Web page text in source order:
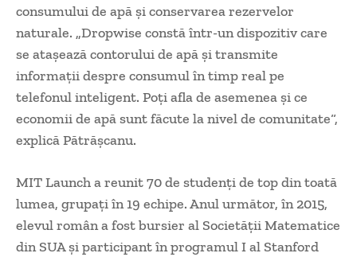
consumului de apă şi conservarea rezervelor
naturale. „Dropwise constă într-un dispozitiv care
se ataşează contorului de apă şi transmite
informaţii despre consumul în timp real pe
telefonul inteligent. Poţi afla de asemenea şi ce
economii de apă sunt făcute la nivel de comunitate“,
explică Pătrăşcanu.
MIT Launch a reunit 70 de studenţi de top din toată
lumea, grupaţi în 19 echipe. Anul următor, în 2015,
elevul român a fost bursier al Societăţii Matematice
din SUA şi participant în programul I al Stanford